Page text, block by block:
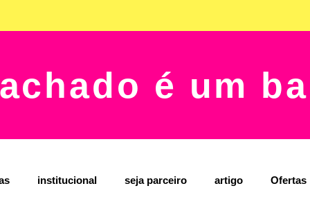
é um
institucional seja parceiro artigo Ofertas